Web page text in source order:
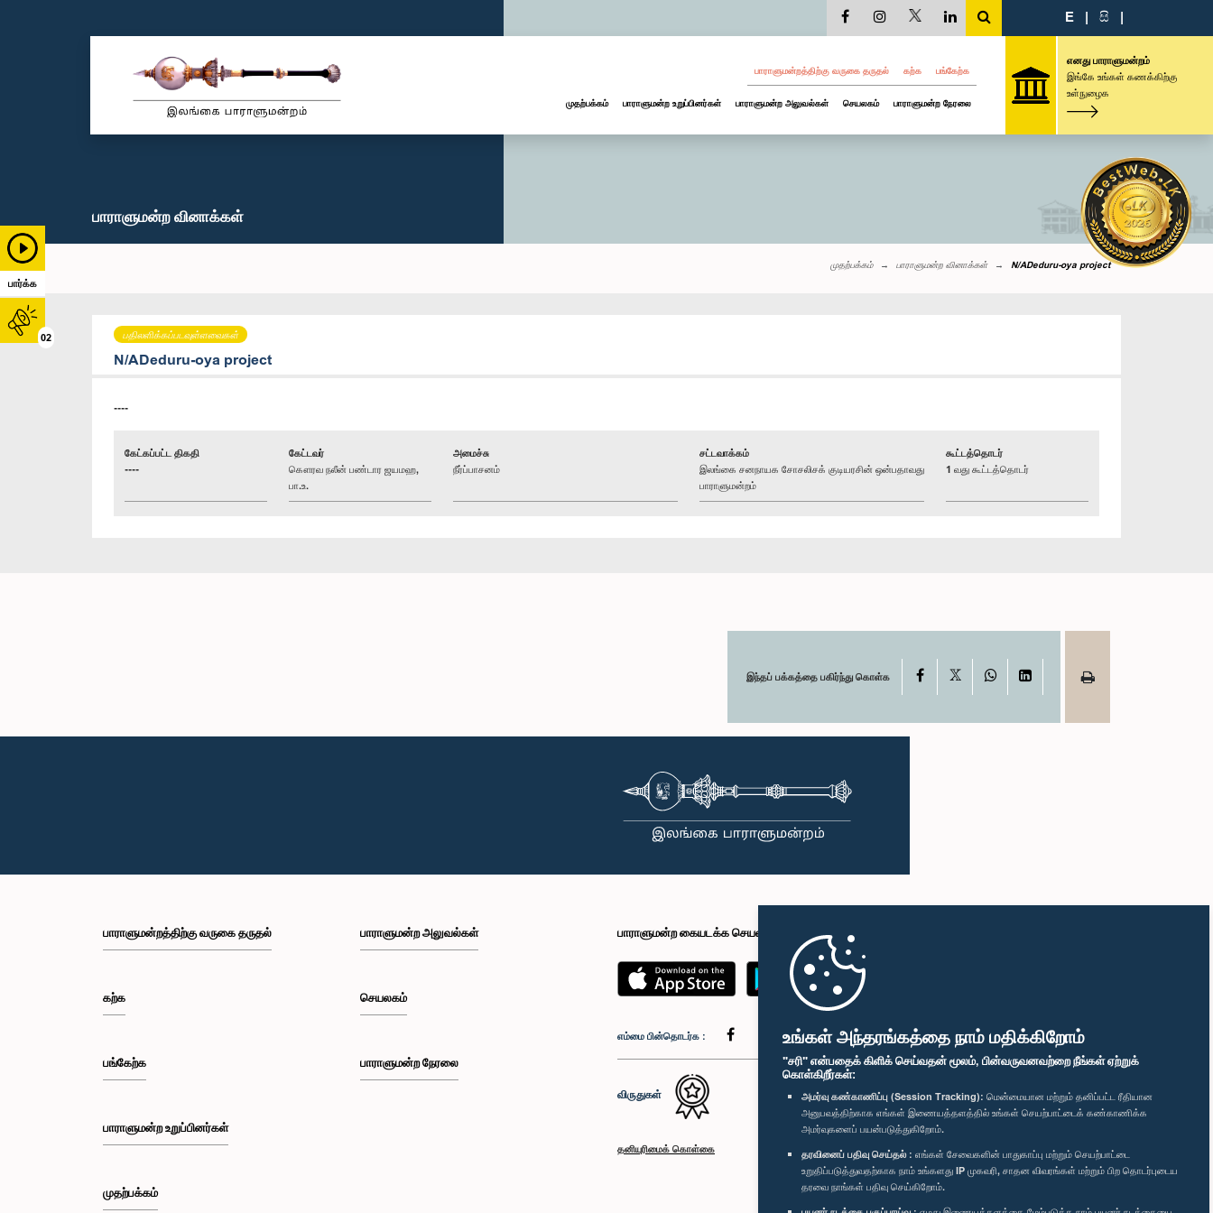
உங்கள் அந்தரங்கத்தை நாம் மதிக்கிறோம்
"சரி" என்பதைக் கிளிக் செய்வதன் மூலம், பின்வருவனவற்றை நீங்கள் ஏற்றுக்
கொள்கிறீர்கள்:
அமர்வு கண்காணிப்பு (Session Tracking): மென்மையான மற்றும் தனிப்பட்ட ரீதியான
அனுபவத்திற்காக எங்கள் இணையத்தளத்தில் உங்கள் செயற்பாட்டைக் கண்காணிக்க
அமர்வுகளைப் பயன்படுத்துகிறோம்.
தரவினைப் பதிவு செய்தல் : எங்கள் சேவைகளின் பாதுகாப்பு மற்றும் செயற்பாட்டை
உறுதிப்படுத்துவதற்காக நாம் உங்களது IP முகவரி, சாதன விவரங்கள் மற்றும் பிற தொடர்புடைய
தரவை நாங்கள் பதிவு செய்கிறோம்.
பார்க்க
02
E | සි |
பாராளுமன்றத்திற்கு வருகை தருதல் கற்க பங்கேற்க
முதற்பக்கம் பாராளுமன்ற உறுப்பினர்கள் பாராளுமன்ற அலுவல்கள் செயலகம் பாராளுமன்ற நேரலை
எனது பாராளுமன்றம்
இங்கே உங்கள் கணக்கிற்கு
உள்நுழைக
பாராளுமன்ற வினாக்கள்
முதற்பக்கம் பாராளுமன்ற வினாக்கள் N/ADeduru-oya project
பதிலளிக்கப்படவுள்ளவைகள்
N/ADeduru-oya project
----
கேட்கப்பட்ட திகதி
----
கேட்டவர்
கௌரவ நலீன் பண்டார ஜயமஹ,
பா.உ.
அமைச்சு
நீர்ப்பாசனம்
சட்டவாக்கம்
இலங்கை சனநாயக சோசலிசக் குடியரசின் ஒன்பதாவது
பாராளுமன்றம்
கூட்டத்தொடர்
1 வது கூட்டத்தொடர்
இந்தப் பக்கத்தை பகிர்ந்து கொள்க Facebook WhatsAppLinkedIn
பாராளுமன்றத்திற்கு வருகை தருதல்
கற்க
பங்கேற்க
பாராளுமன்ற உறுப்பினர்கள்
முதற்பக்கம்
பாராளுமன்ற அலுவல்கள்
செயலகம்
பாராளுமன்ற நேரலை
பாராளுமன்ற கையடக்க செயலி
எம்மை பின்தொடர்க :
விருதுகள்
தனியுரிமைக் கொள்கை